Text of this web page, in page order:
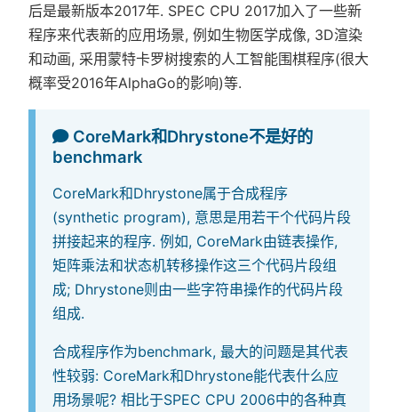
后是最新版本2017年. SPEC CPU 2017加入了一些新
程序来代表新的应用场景, 例如生物医学成像, 3D渲染
和动画, 采用蒙特卡罗树搜索的人工智能围棋程序(很大
概率受2016年AlphaGo的影响)等.
CoreMark和Dhrystone不是好的
benchmark
CoreMark和Dhrystone属于合成程序
(synthetic program), 意思是用若干个代码片段
拼接起来的程序. 例如, CoreMark由链表操作,
矩阵乘法和状态机转移操作这三个代码片段组
成; Dhrystone则由一些字符串操作的代码片段
组成.
合成程序作为benchmark, 最大的问题是其代表
性较弱: CoreMark和Dhrystone能代表什么应
用场景呢? 相比于SPEC CPU 2006中的各种真